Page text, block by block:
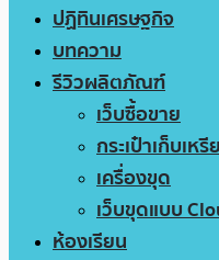
ปฏิทินเศรษฐกิจ
บทความ
รีวิวผลิตภัณฑ์
เว็บซื้อขาย
กระเป๋าเก็บเห
เครื่องขุด
เว็บขุดแบบ
ห้องเรียน